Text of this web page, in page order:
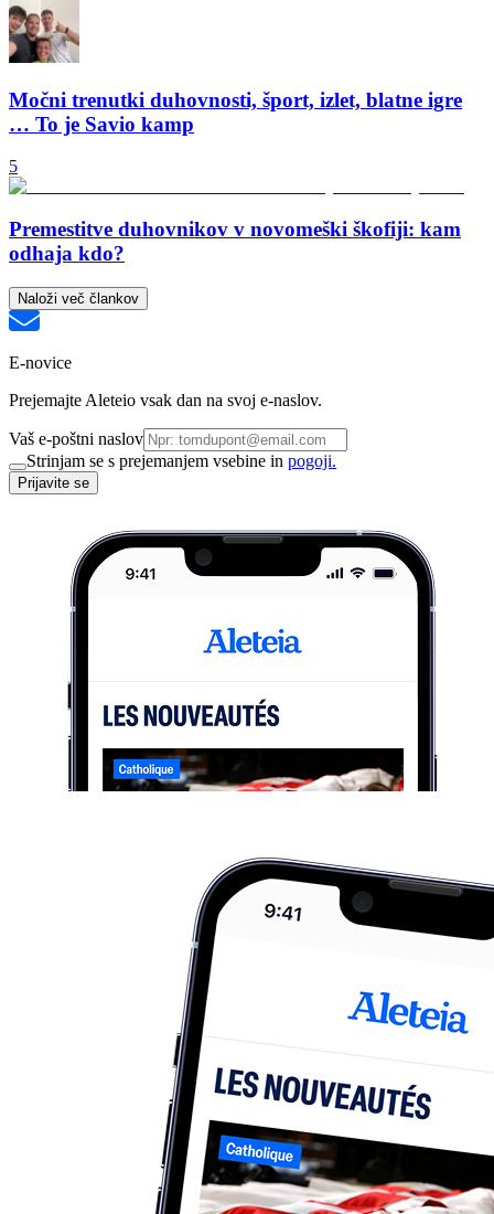
Močni trenutki duhovnosti, šport, izlet, blatne igre
… To je Savio kamp
5
Premestitve duhovnikov v novomeški škofiji: kam
odhaja kdo?
Naloži več člankov
E-novice
Prejemajte Aleteio vsak dan na svoj e-naslov.
Vaš e-poštni naslov
Strinjam se s prejemanjem vsebine in pogoji.
Prijavite se